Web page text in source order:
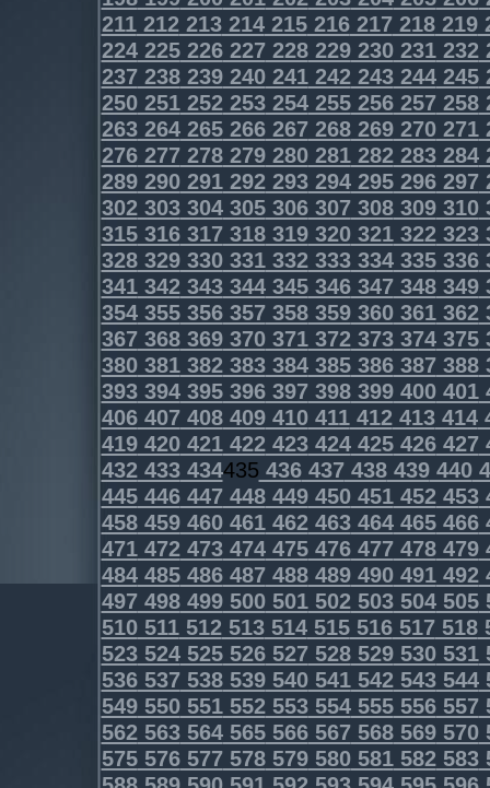
211212213214215216217218219
224225226227228229230231232
237238239240241242243244245
250251252253254255256257258
263264265266267268269270271
276277278279280281282283284
289290291292293294295296297
302303304305306307308309310
315316317318319320321322323
328329330331332333334335336
341342343344345346347348349
354355356357358359360361362
367368369370371372373374375
380381382383384385386387388
393394395396397398399400401
406407408409410411412413414
419420421422423424425426427
432433434435 436437438439440
445446447448449450451452453
458459460461462463464465466
471472473474475476477478479
484485486487488489490491492
497498499500501502503504505
510511512513514515516517518
523524525526527528529530531
536537538539540541542543544
549550551552553554555556557
562563564565566567568569570
575576577578579580581582583